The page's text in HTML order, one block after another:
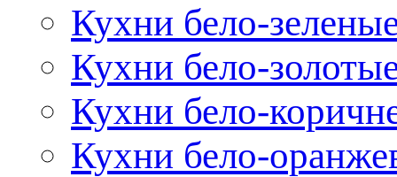
Кухни бело-
Кухни бело-
Кухни бело-
Кухни бело-